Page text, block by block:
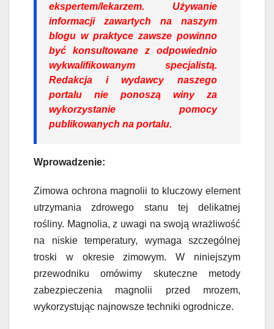
ekspertem/lekarzem. Używanie
informacji zawartych na naszym
blogu w praktyce zawsze powinno
być konsultowane z odpowiednio
wykwalifikowanym specjalistą.
Redakcja i wydawcy naszego
portalu nie ponoszą winy za
wykorzystanie pomocy
publikowanych na portalu.
Wprowadzenie:
Zimowa ochrona magnolii to kluczowy element
utrzymania zdrowego stanu tej delikatnej
rośliny. Magnolia, z uwagi na swoją wrażliwość
na niskie temperatury, wymaga szczególnej
troski w okresie zimowym. W niniejszym
przewodniku omówimy skuteczne metody
zabezpieczenia magnolii przed mrozem,
wykorzystując najnowsze techniki ogrodnicze.